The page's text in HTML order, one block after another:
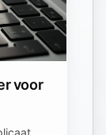
voor